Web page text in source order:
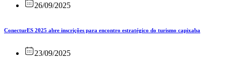
26/09/2025
ConecturES 2025 abre inscrições para encontro estratégico do turismo capixaba
23/09/2025